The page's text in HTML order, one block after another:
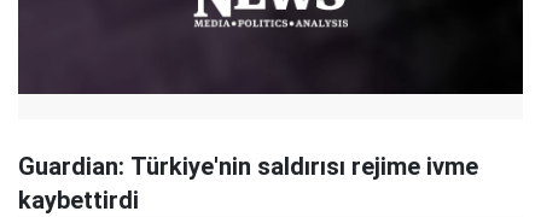
Guardian: Türkiye'nin saldırısı rejime ivme
kaybettirdi